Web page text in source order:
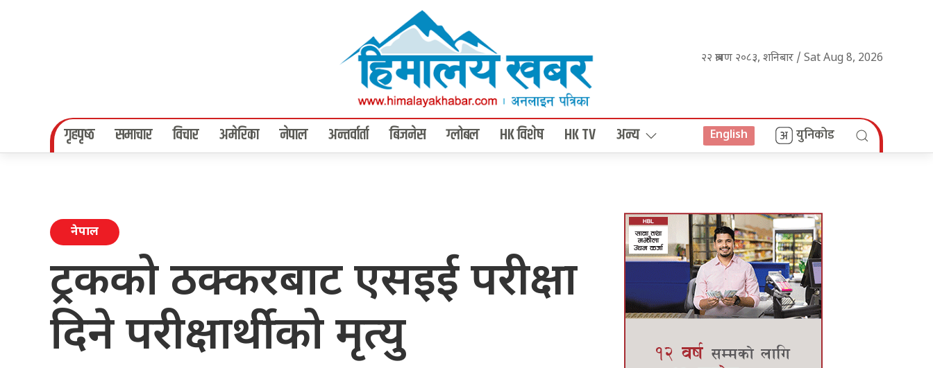
२२ श्रावण २०८३, शनिबार / Sat Aug 8, 2026
गृहपृष्‍ठ समाचार विचार अमेरिका नेपाल अन्तर्वार्ता बिजनेस ग्लोबल HK विशेष HK TV अन्य English युनिकोड
नेपाल
ट्रकको ठक्करबाट एसइई परीक्षा
दिने परीक्षार्थीको मृत्यु